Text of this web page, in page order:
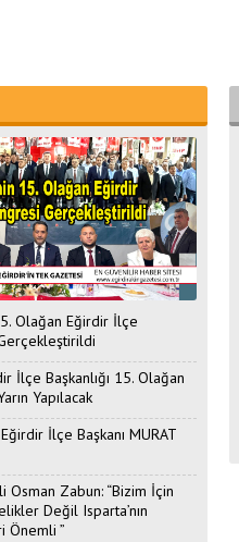
Olağan Eğirdir İlçe
İlçe Başkanlığı 15. Olağan
Yapılacak
İlçe Başkanı MURAT
Osman Zabun: “Bizim İçin
Değil Isparta’nın
Önemli ”